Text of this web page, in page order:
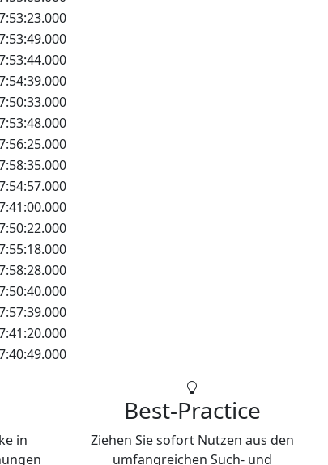
in
Best-Practice
Ziehen Sie sofort Nutzen aus den
umfangreichen Such- und